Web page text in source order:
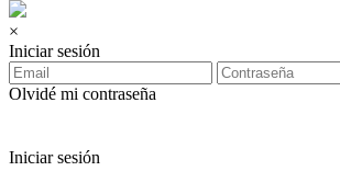
×
Iniciar sesión
Olvidé mi contraseña
Iniciar sesión